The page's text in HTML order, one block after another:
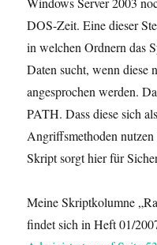
DOS-Zeit. Eine dieser
in welchen Ordnern das
Daten sucht, wenn diese
angesprochen werden.
PATH. Dass diese sich
Angriffsmethoden
Skript sorgt hier für
Meine Skriptkolumne
findet sich in Heft 01/